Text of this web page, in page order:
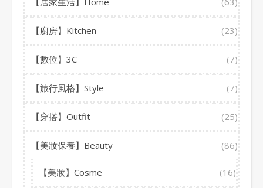
【廚房】Kitchen (23)
【數位】3C (7)
【旅行風格】Style (7)
【穿搭】Outfit (25)
【美妝保養】Beauty (86)
【美妝】Cosme (16)